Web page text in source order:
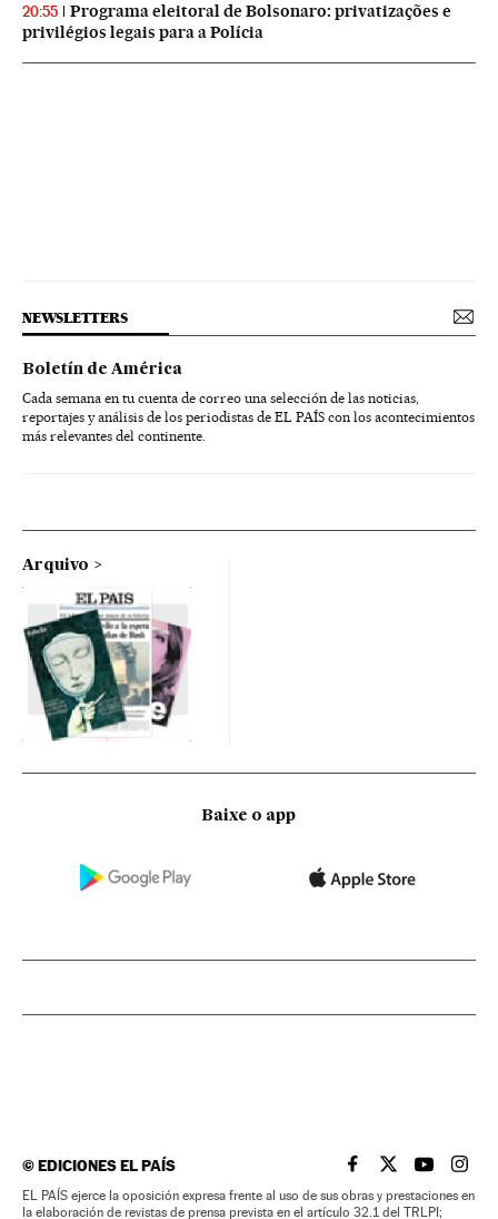
20:55
Programa eleitoral de Bolsonaro: privatizações e
privilégios legais para a Polícia
NEWSLETTERS
Boletín de América
Cada semana en tu cuenta de correo una selección de las noticias,
reportajes y análisis de los periodistas de EL PAÍS con los acontecimientos
más relevantes del continente.
Arquivo
Baixe o app
©EDICIONES EL PAÍS EL PAÍS BRASIL EN
EL PAÍSEL PAÍS
EL
EL PAÍS ejerce la oposición expresa frente al uso de sus obras y prestaciones en
la elaboración de revistas de prensa prevista en el artículo 32.1 del TRLPI;